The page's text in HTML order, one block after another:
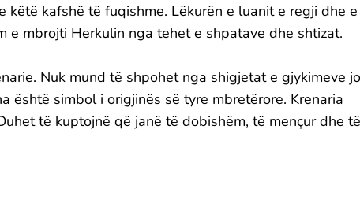
kafshë të fuqishme. Lëkurën e luanit e regji dhe e
e mbrojti Herkulin nga tehet e shpatave dhe shtizat.
Nuk mund të shpohet nga shigjetat e gjykimeve jo
është simbol i origjinës së tyre mbretërore. Krenaria
të kuptojnë që janë të dobishëm, të mençur dhe të